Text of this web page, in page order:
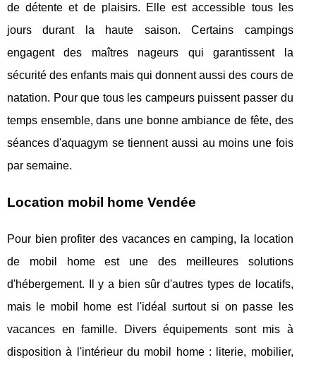
de détente et de plaisirs. Elle est accessible tous les
jours durant la haute saison. Certains campings
engagent des maîtres nageurs qui garantissent la
sécurité des enfants mais qui donnent aussi des cours de
natation. Pour que tous les campeurs puissent passer du
temps ensemble, dans une bonne ambiance de fête, des
séances d'aquagym se tiennent aussi au moins une fois
par semaine.
Location mobil home Vendée
Pour bien profiter des vacances en camping, la location
de mobil home est une des meilleures solutions
d'hébergement. Il y a bien sûr d'autres types de locatifs,
mais le mobil home est l'idéal surtout si on passe les
vacances en famille. Divers équipements sont mis à
disposition à l'intérieur du mobil home : literie, mobilier,